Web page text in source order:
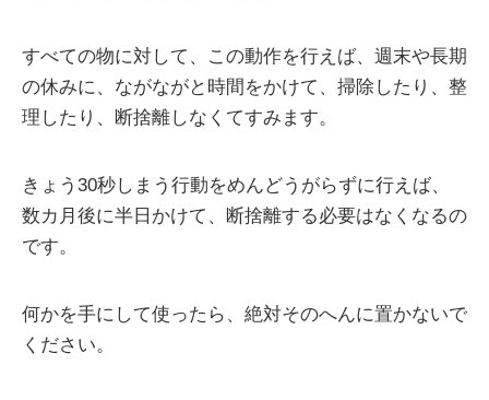
すべての物に対して、この動作を行えば、週末や長期
の休みに、ながながと時間をかけて、掃除したり、整
理したり、断捨離しなくてすみます。
きょう30秒しまう行動をめんどうがらずに行えば、
数カ月後に半日かけて、断捨離する必要はなくなるの
です。
何かを手にして使ったら、絶対そのへんに置かないで
ください。